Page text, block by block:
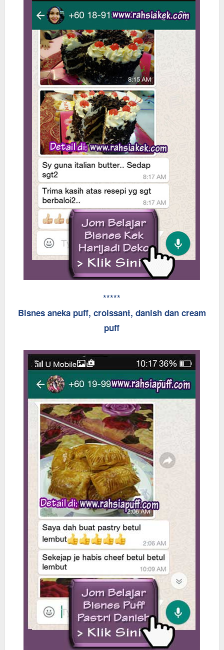
*****
Bisnes aneka puff, croissant, danish dan cream
puff